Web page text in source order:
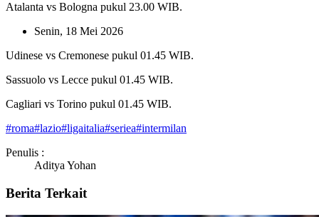
Atalanta vs Bologna pukul 23.00 WIB.
Senin, 18 Mei 2026
Udinese vs Cremonese pukul 01.45 WIB.
Sassuolo vs Lecce pukul 01.45 WIB.
Cagliari vs Torino pukul 01.45 WIB.
#roma#lazio#ligaitalia#seriea#intermilan
Penulis :
Aditya Yohan
Berita Terkait